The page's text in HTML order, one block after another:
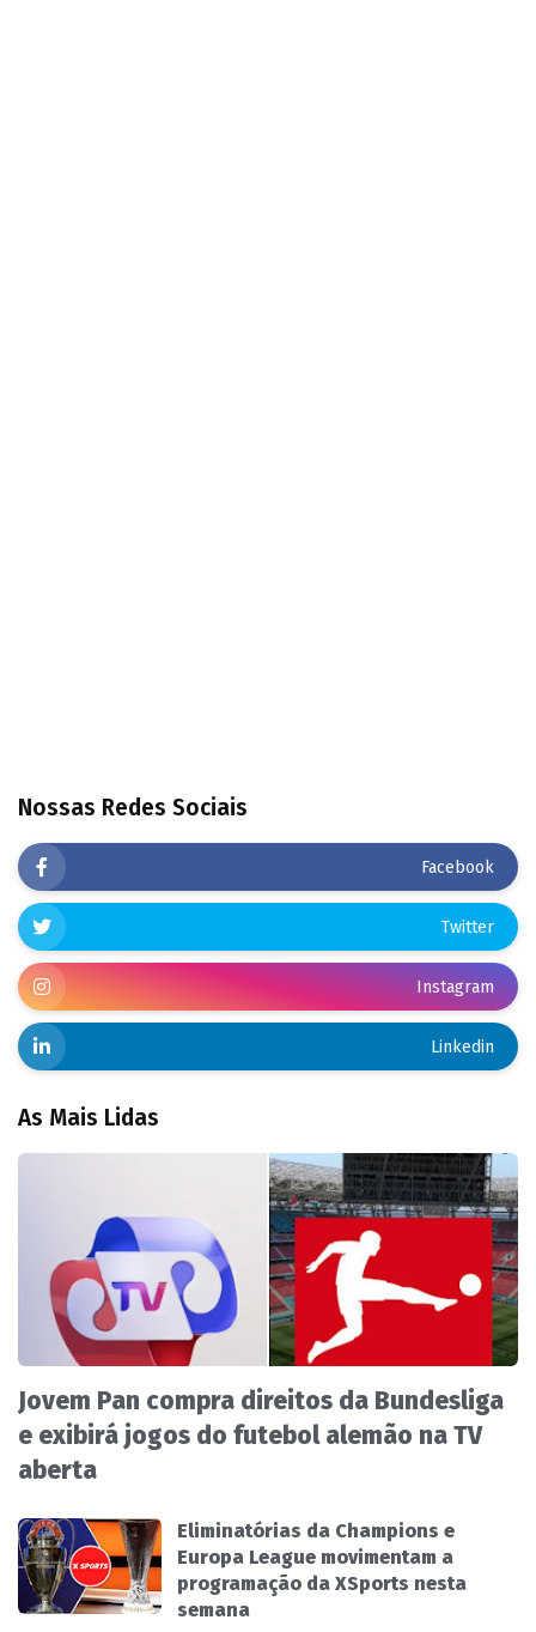
Nossas Redes Sociais
Facebook
Twitter
Instagram
Linkedin
As Mais Lidas
Jovem Pan compra direitos da Bundesliga
e exibirá jogos do futebol alemão na TV
aberta
Eliminatórias da Champions e
Europa League movimentam a
programação da XSports nesta
semana